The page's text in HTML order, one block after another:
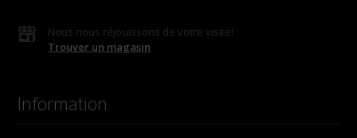
Nous nous réjouissons de votre visite!
Trouver un magasin
Information